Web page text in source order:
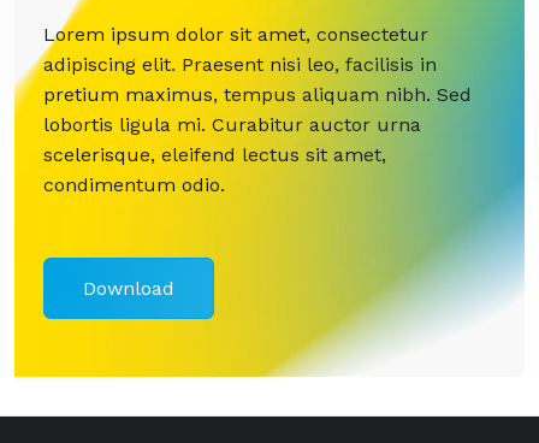
Lorem ipsum dolor sit amet, consectetur
adipiscing elit. Praesent nisi leo, facilisis in
pretium maximus, tempus aliquam nibh. Sed
lobortis ligula mi. Curabitur auctor urna
scelerisque, eleifend lectus sit amet,
condimentum odio.
Download